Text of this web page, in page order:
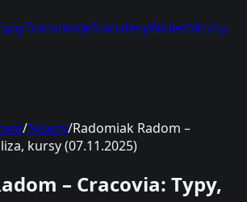
TransmisjeTransferyWideoSkróty
/Newsy/Radomiak Radom –
kursy (07.11.2025)
– Cracovia: Typy,